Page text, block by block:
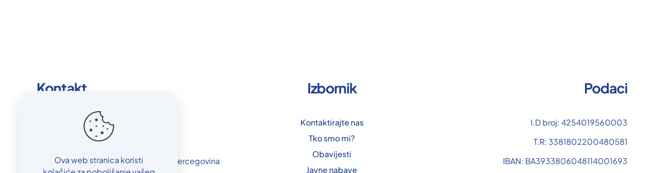
Kontakt
info@bolnicaorasje.ba
+387 31 716-300
Treća ul. 4, Orašje 76270, Bosna i Hercegovina
Izbornik
Kontaktirajte nas
Tko smo mi?
Obavijesti
Javne nabave
Podaci
I.D broj: 4254019560003
T.R: 3381802200480581
IBAN: BA3933806048114001693
Ova web stranica koristi